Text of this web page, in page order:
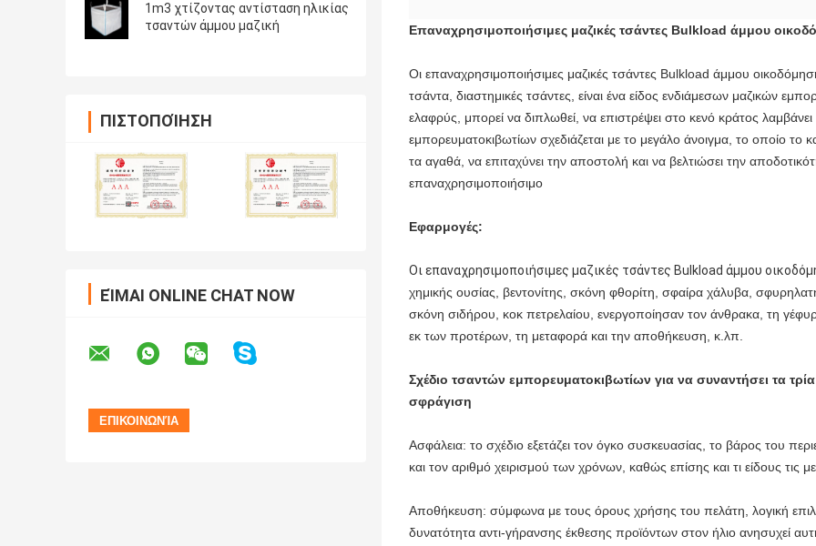
1m3 χτίζοντας αντίσταση ηλικίας
τσαντών άμμου μαζική
ΠΙΣΤΟΠΟΊΗΣΗ
ΕΊΜΑΙ ONLINE CHAT NOW
Επαναχρησιμοποιήσιμες μαζικές τσάντες Bulkload άμμου
Οι επαναχρησιμοποιήσιμες μαζικές τσάντες Bulkload άμμου
τσάντα, διαστημικές τσάντες, είναι ένα είδος ενδιάμεσων μαζικών
ελαφρύς, μπορεί να διπλωθεί, να επιστρέψει στο κενό κράτος
εμπορευματοκιβωτίων σχεδιάζεται με το μεγάλο άνοιγμα, το οποίο το
τα αγαθά, να επιταχύνει την αποστολή και να βελτιώσει την
επαναχρησιμοποιήσιμο
Εφαρμογές:
Οι επαναχρησιμοποιήσιμες μαζικές τσάντες Bulkload άμμου
χημικής ουσίας, βεντονίτης, σκόνη φθορίτη, σφαίρα χάλυβα,
σκόνη σιδήρου, κοκ πετρελαίου, ενεργοποίησαν τον άνθρακα, τη
εκ των προτέρων, τη μεταφορά και την αποθήκευση, κ.λπ.
Σχέδιο τσαντών εμπορευματοκιβωτίων για να συναντήσει τα
σφράγιση
Ασφάλεια: το σχέδιο εξετάζει τον όγκο συσκευασίας, το βάρος του
και τον αριθμό χειρισμού των χρόνων, καθώς επίσης και τι είδους
Αποθήκευση: σύμφωνα με τους όρους χρήσης του πελάτη, λογική
δυνατότητα αντι-γήρανσης έκθεσης προϊόντων στον ήλιο ανησυχεί